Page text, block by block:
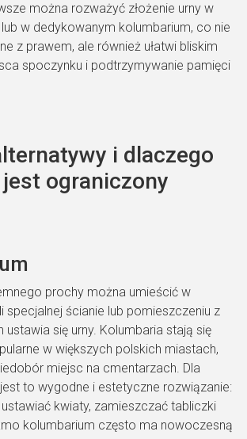
można rozważyć złożenie urny w
w dedykowanym kolumbarium, co nie
z prawem, ale również ułatwi bliskim
spoczynku i podtrzymywanie pamięci
i dlaczego
ograniczony
prochy można umieścić w
specjalnej ścianie lub pomieszczeniu z
ustawia się urny. Kolumbaria stają się
w większych polskich miastach,
miejsc na cmentarzach. Dla
to wygodne i estetyczne rozwiązanie:
kwiaty, zamieszczać tabliczki
kolumbarium często ma nowoczesną